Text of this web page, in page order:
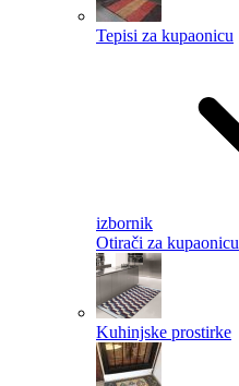
Tepisi za kupaonicu
izbornik
Otirači za kupaonicu
Kuhinjske prostirke